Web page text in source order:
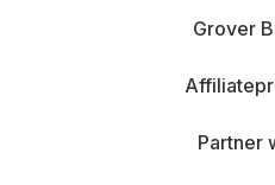
Grover
Partner